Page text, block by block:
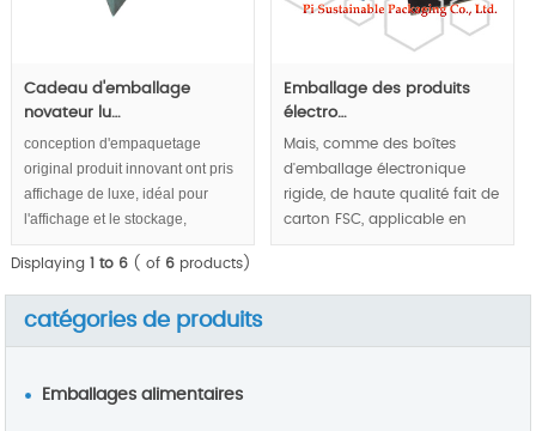
Cadeau d'emballage
novateur lu…
conception d'empaquetage
original produit innovant ont pris
affichage de luxe, idéal pour
l'affichage et le stockage,
l'emballage écologique,Eco
friendly concept d'emballage en
considération.
Emballage des produits
électro…
Mais, comme des boîtes
d'emballage électronique
rigide, de haute qualité fait de
carton FSC, applicable en
partie concept d'emballage
l'environnement.
MOQ:5000pcs.
Displaying 1 to 6( of 6products)
catégories de produits
Emballages alimentaires